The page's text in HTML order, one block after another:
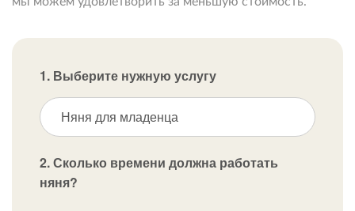
1. Выберите нужную услугу
Няня для младенца
2. Сколько времени должна работать
няня?